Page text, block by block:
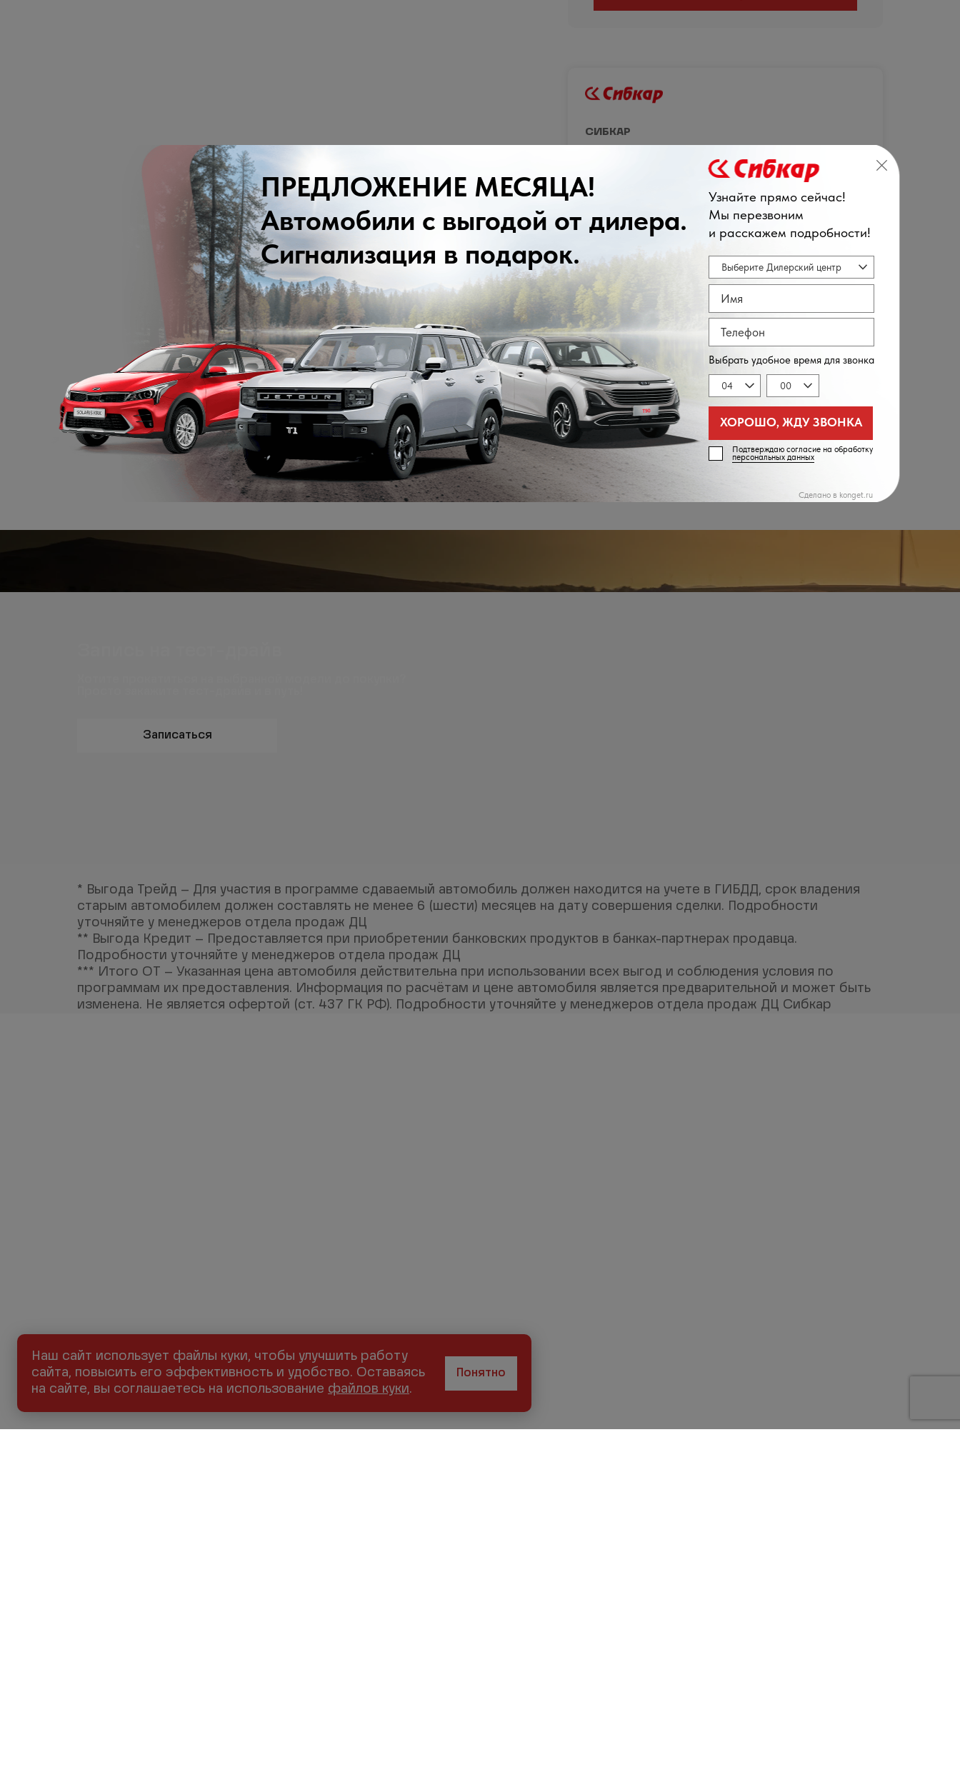
СИБКАР
Адрес
г. Сургут, пр-т Набережный 7/1
Режим работы
Телефон
+7 (3462) 39-00-03
Записаться
* Выгода Трейд – Для участия в программе сдаваемый автомобиль должен находится на учете в ГИБДД, срок владения
старым автомобилем должен составлять не менее 6 (шести) месяцев на дату совершения сделки. Подробности
уточняйте у менеджеров отдела продаж ДЦ
** Выгода Кредит – Предоставляется при приобретении банковских продуктов в банках-партнерах продавца.
Подробности уточняйте у менеджеров отдела продаж ДЦ
*** Итого ОТ – Указанная цена автомобиля действительна при использовании всех выгод и соблюдения условия по
программам их предоставления. Информация по расчётам и цене автомобиля является предварительной и может быть
изменена. Не является офертой (ст. 437 ГК РФ). Подробности уточняйте у менеджеров отдела продаж ДЦ Сибкар
Наш сайт использует файлы куки, чтобы улучшить работу
сайта, повысить его эффективность и удобство. Оставаясь
на сайте, вы соглашаетесь на использование файлов куки.
Понятно